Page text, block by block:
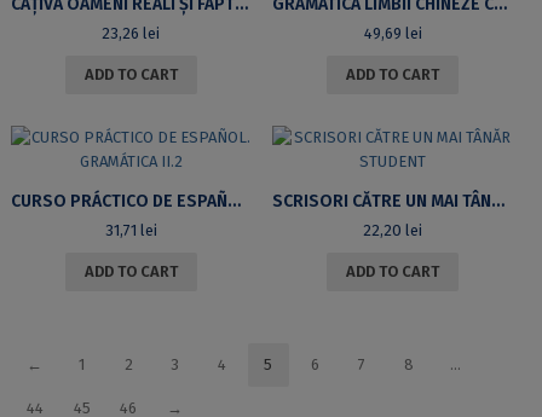
CÂȚIVA OAMENI REALI ȘI FAPTELE LOR FANTASTICE
23,26lei
ADD TO CART
GRAMATICA LIMBII CHINEZE CONTEMPORANE
49,69 lei
ADD TO CART
CURSO PRÁCTICO DE ESPAÑOL. GRAMÁTICA II.2
31,71 lei
ADD TO CART
SCRISORI CĂTRE UN MAI TÂNĂR STUDENT
22,20lei
ADD TO CART
← 1 2 3 4 5 6 7 8 …
44 45 46 →